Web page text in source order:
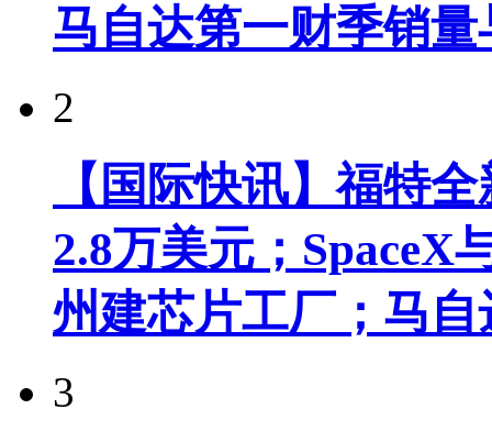
马自达第一财季销
2
【国际快讯】福特
2.8万美元；SpaceX
州建芯片工厂；马
3